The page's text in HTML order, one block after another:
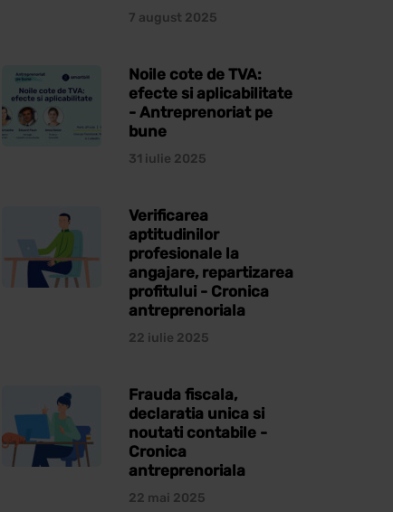
7 august 2025
Noile cote de TVA:
efecte si aplicabilitate
- Antreprenoriat pe
bune
31 iulie 2025
Verificarea
aptitudinilor
profesionale la
angajare, repartizarea
profitului - Cronica
antreprenoriala
22 iulie 2025
Frauda fiscala,
declaratia unica si
noutati contabile -
Cronica
antreprenoriala
22 mai 2025